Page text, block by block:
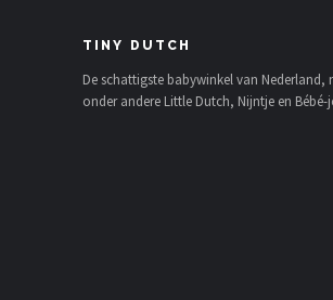
Little Dutch
Happy Horse
TINY DUTCH
De schattigste babywinkel van Nederland,
onder andere Little Dutch, Nijntje en Bébé-